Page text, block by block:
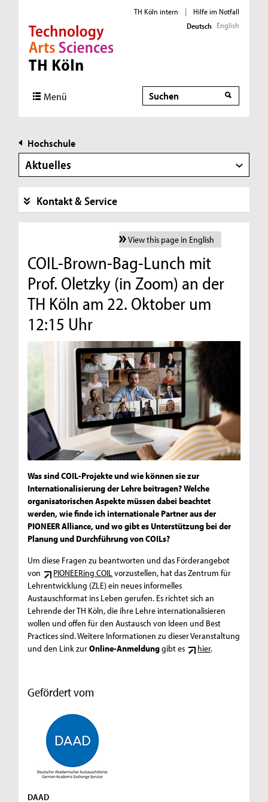
Direkt zur Hauptnavigation
Direkt zur Subnavigation
Direkt zum Inhalt
Direkt zum Fußbereich
TH Köln intern |
Hilfe im Notfall
Deutsch English
Menü Suche
Hochschule
Aktuelles
Kontakt & Service
View this page in English
COIL-Brown-Bag-Lunch mit
Prof. Oletzky (in Zoom) an der
TH Köln am 22. Oktober um
12:15 Uhr
Was sind COIL-Projekte und wie können sie zur
Internationalisierung der Lehre beitragen? Welche
organisatorischen Aspekte müssen dabei beachtet
werden, wie finde ich internationale Partner aus der
PIONEER Alliance, und wo gibt es Unterstützung bei der
Planung und Durchführung von COILs?
Um diese Fragen zu beantworten und das Förderangebot
von
PIONEERing COILvorzustellen, hat das Zentrum für
Lehrentwicklung (ZLE) ein neues informelles
Austauschformat ins Leben gerufen. Es richtet sich an
Lehrende der TH Köln, die ihre Lehre internationalisieren
wollen und offen für den Austausch von Ideen und Best
Practices sind. Weitere Informationen zu dieser Veranstaltung
und den Link zurOnline-Anmeldunggibt es hier.
Gefördert vom
DAAD